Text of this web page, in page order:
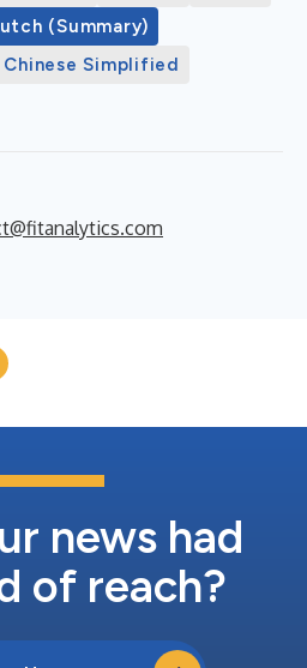
(Summary)
Chinese Simplified
news had
of reach?